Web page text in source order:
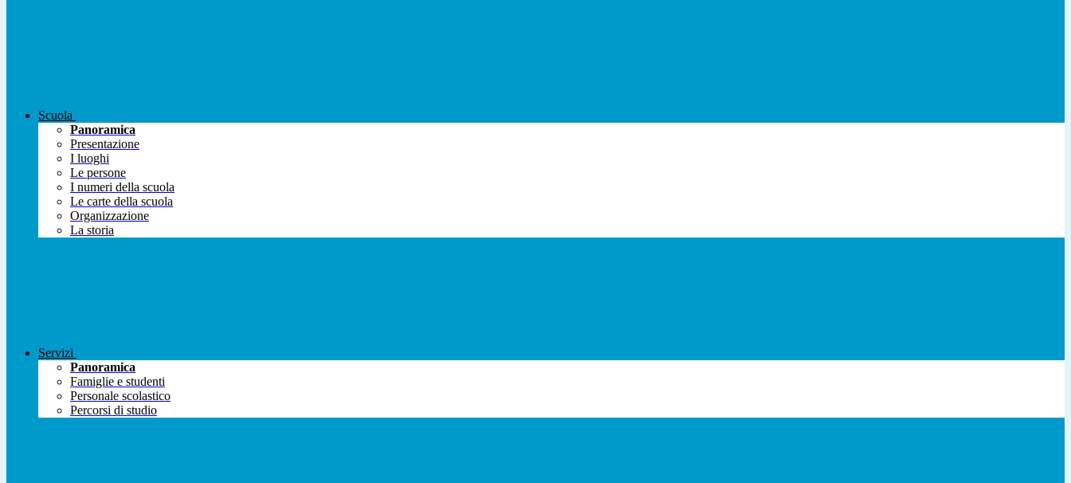
Scuola
Panoramica
Presentazione
I luoghi
Le persone
I numeri della scuola
Le carte della scuola
Organizzazione
La storia
Servizi
Panoramica
Famiglie e studenti
Personale scolastico
Percorsi di studio